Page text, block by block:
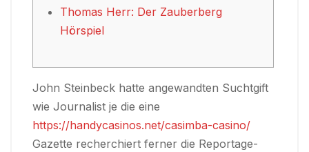
Thomas Herr: Der Zauberberg
Hörspiel
John Steinbeck hatte angewandten Suchtgift
wie Journalist je die eine
https://handycasinos.net/casimba-casino/
Gazette recherchiert ferner die Reportage-